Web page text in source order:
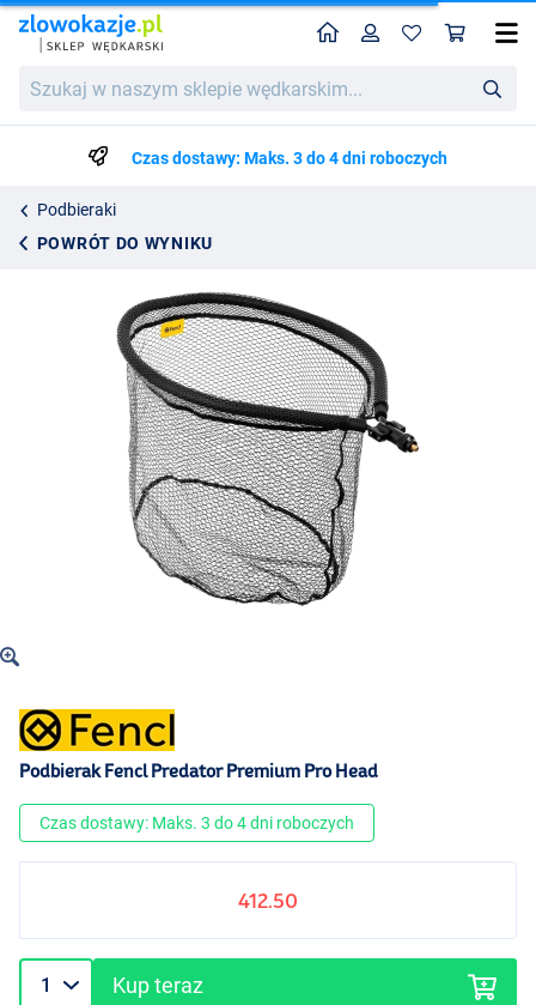
w
wędkarskim...
HomeProfil
Czas dostawy: Maks. 3 do 4 dni roboczych
Podbieraki
POWRÓT DO WYNIKU
Podbierak Fencl Predator Premium Pro Head
412.50
Podbierak Fencl Predator Premium Pro Head
Czas dostawy: Maks. 3 do 4 dni roboczych
412.50
Kup teraz